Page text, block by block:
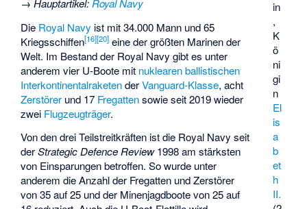
in
,
K
ö
ni
gi
n
El
is
a
b
et
h
II.
→Hauptartikel: Royal Navy
Die Royal Navy ist mit 34.000 Mann und 65
Kriegsschiffen[16][20] eine der größten Marinen der
Welt. Im Bestand der Royal Navy gibt es unter
anderem vier U-Boote mit nuklearen ballistischen
InterkontinentalraketenderVanguard-Klasse, acht
Zerstörer und 17 Fregattensowie seit 2019 wieder
zwei Flugzeugträger.
Von den drei Teilstreitkräften ist die Royal Navy seit
derStrategic Defence Review1998 am stärksten
von Einsparungen betroffen. So wurde unter
anderem die Anzahl der Fregatten und Zerstörer
von 35 auf 25 und der Minenjagdboote von 25 auf